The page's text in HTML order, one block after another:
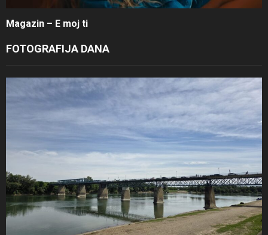
Magazin – E moj ti
FOTOGRAFIJA DANA